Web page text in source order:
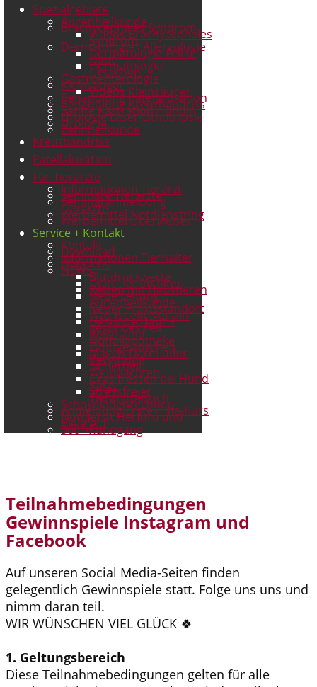
Spezialgebiete
Augenheilkunde
Brachycephales Syndrom
Videos Brachycephales
Syndrom
Dermatologie I Allergologie
Dermatologie Fell u.
Haut
Dermatologie
Ursachen
Gastroenterologie
Kleinsäuger
Videos Kleinsäuger
Behandlung Patellaluxation
Behandlung Kreuzbandriss
Sanfte Kastration Hündin
Urologie Laser-Lithotripsie
Urologie
Zahnheilkunde
Kreuzbandriss
Patellaluxation
Für Tierärzte
Informationen Tierarzt
Seminare Tierärzte
Seminaranmeldung
Tierärzte
Werbemittel Notdienstring
Werbemittel Überweiser
Service + Kontakt
Kontakt
Download
Informationen Tierhalter
Über uns
NEWSBlutdruckwerte
Dein Tier im Alter
Reisen mit Haustieren
Neue Leitung
Augenheilkunde
Neuer Praxisstandort
Was ist ein Notfall?
Gesunde Haut +
gesundes Fell
Reise- und
Notfallapotheke
Zahngesundheit
Magen-Darm oder
Vergiftung
Sicherheit
Weihnachten
Gras fressen bei Hund
Katze
Stressfreier
Tierarztbesuch
Schokoladenrechner
Anmeldung Erste-Hilfe-Kurs
Notdienst Herford und
Bielefeld
360°-Rundgang
Teilnahmebedingungen
Gewinnspiele Instagram und
Facebook
Auf unseren Social Media-Seiten finden
gelegentlich Gewinnspiele statt. Folge uns uns und
nimm daran teil.
WIR WÜNSCHEN VIEL GLÜCK 🍀
1. Geltungsbereich
Diese Teilnahmebedingungen gelten für alle